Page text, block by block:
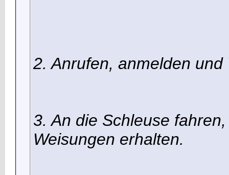
2. Anrufen, anmelden
3. An die Schleuse
Weisungen erhalten.